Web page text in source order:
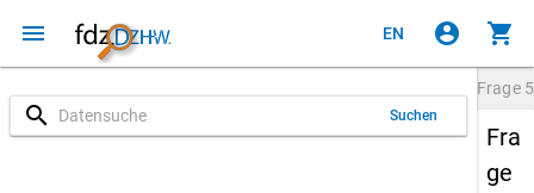
menu EN account_circle shopping_cart
search Suchen
Frage
Fra
ge